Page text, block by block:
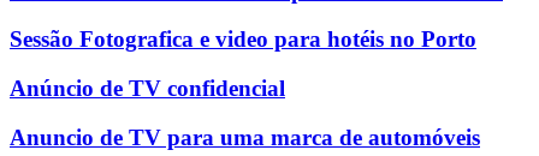
Sessão Fotografica e video para hotéis no Porto
Anúncio de TV confidencial
Anuncio de TV para uma marca de automóveis